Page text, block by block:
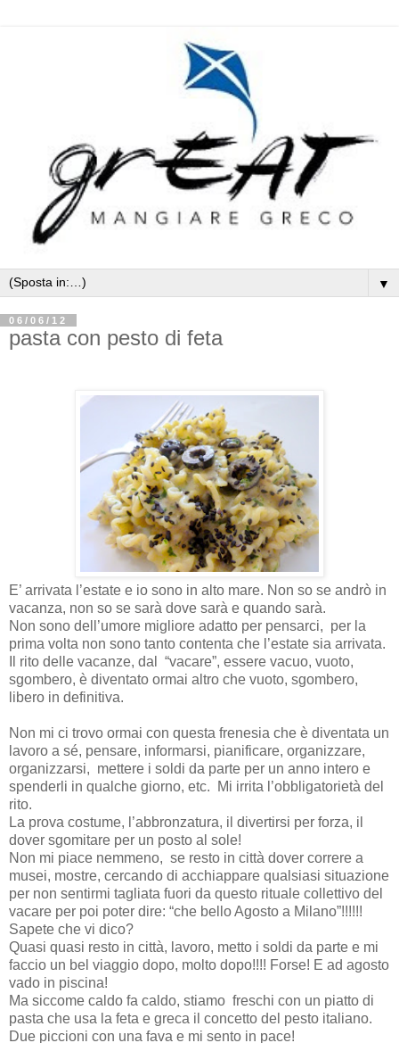
▼
06/06/12
pasta con pesto di feta
E’ arrivata l’estate e io sono in alto mare. Non so se andrò in
vacanza, non so se sarà dove sarà e quando sarà.
Non sono dell’umore migliore adatto per pensarci, per la
prima volta non sono tanto contenta che l’estate sia arrivata.
Il rito delle vacanze, dal
“vacare”, essere vacuo, vuoto,
sgombero, è diventato ormai altro che vuoto, sgombero,
libero in definitiva.
Non mi ci trovo ormai con questa frenesia che è diventata un
lavoro a sé, pensare, informarsi, pianificare, organizzare,
organizzarsi, mettere i soldi da parte per un anno intero e
spenderli in qualche giorno, etc.
Mi irrita l’obbligatorietà del
rito.
La prova costume, l’abbronzatura, il divertirsi per forza, il
dover sgomitare per un posto al sole!
Non mi piace nemmeno, se resto in città dover correre a
musei, mostre, cercando di acchiappare qualsiasi situazione
per non sentirmi tagliata fuori da questo rituale collettivo del
vacare per poi poter dire: “che bello Agosto a Milano”!!!!!!
Sapete che vi dico?
Quasi quasi resto in città, lavoro, metto i soldi da parte e mi
faccio un bel viaggio dopo, molto dopo!!!! Forse! E ad agosto
vado in piscina!
Ma siccome caldo fa caldo, stiamo freschi con un piatto di
pasta che usa la feta e greca il concetto del pesto italiano.
Due piccioni con una fava e mi sento in pace!